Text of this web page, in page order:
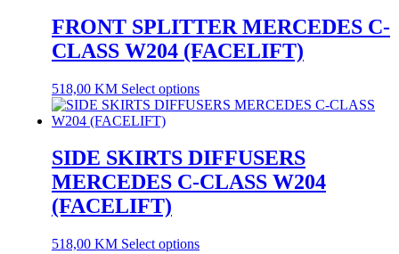
FRONT SPLITTER MERCEDES C-
CLASS W204 (FACELIFT)
518,00 KM Select options
SIDE SKIRTS DIFFUSERS
MERCEDES C-CLASS W204
(FACELIFT)
518,00 KM Select options